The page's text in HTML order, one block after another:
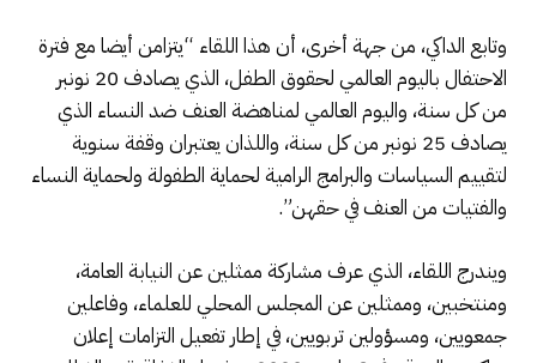
وتابع الداكي، من جهة أخرى، أن هذا اللقاء “يتزامن أيضا مع فترة
الاحتفال باليوم العالمي لحقوق الطفل، الذي يصادف 20 نونبر
من كل سنة، واليوم العالمي لمناهضة العنف ضد النساء الذي
يصادف 25 نونبر من كل سنة، واللذان يعتبران وقفة سنوية
لتقييم السياسات والبرامج الرامية لحماية الطفولة ولحماية النساء
والفتيات من العنف في حقهن”.
ويندرج اللقاء، الذي عرف مشاركة ممثلين عن النيابة العامة،
ومنتخبين، وممثلين عن المجلس المحلي للعلماء، وفاعلين
جمعويين، ومسؤولين تربويين، في إطار تفعيل التزامات إعلان